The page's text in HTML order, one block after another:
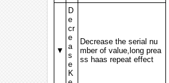
▼
D
e
cr
e
a
s
e
K
Decrease the serial nu
mber of value,long prea
ss haas repeat effect